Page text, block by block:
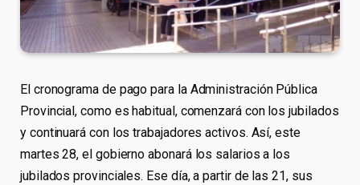
El cronograma de pago para la Administración Pública
Provincial, como es habitual, comenzará con los jubilados
y continuará con los trabajadores activos. Así, este
martes 28, el gobierno abonará los salarios a los
jubilados provinciales. Ese día, a partir de las 21, sus